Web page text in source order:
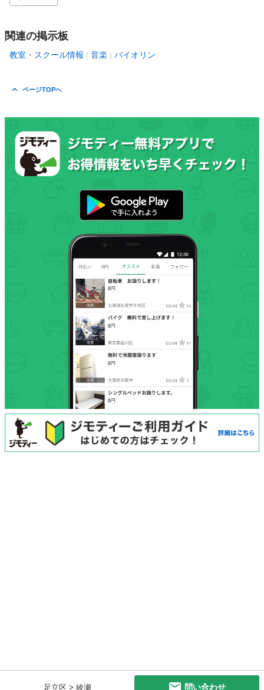
足立区 > 綾瀬 問い合わせ
関連の掲示板
教室・スクール情報 音楽 バイオリン
ページTOPへ